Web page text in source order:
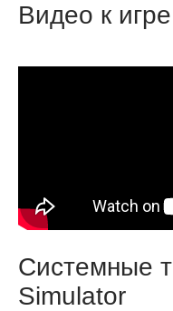
Видео к
Системные
Simulator